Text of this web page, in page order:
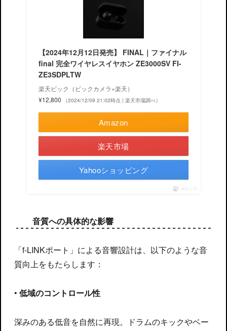
【2024年12月12日発売】 FINAL｜ファイナル
final 完全ワイヤレスイヤホン ZE3000SV FI-
ZE3SDPLTW
楽天ビック（ビックカメラ×楽天）
¥12,800
（2024/12/09 21:02時点 | 楽天市場調べ）
Amazon
楽天市場
Yahooショッピング
ポチップ
音質への具体的な影響
「f-LINKポート」による音響設計は、以下のような音
質向上をもたらします：
• 低域のコントロール性
深みのある低音を自然に再現。ドラムのキックやベー